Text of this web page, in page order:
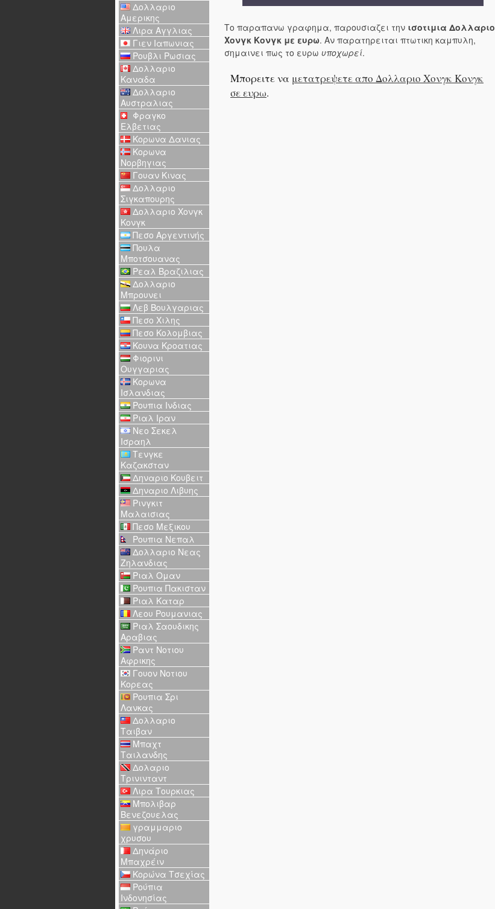
Δολλαριο
Αμερικης
Λιρα Αγγλιας
Γιεν Ιαπωνιας
Ρουβλι Ρωσιας
Δολλαριο
Καναδα
Δολλαριο
Αυστραλιας
Φραγκο
Ελβετιας
Κορωνα Δανιας
Κορωνα
Νορβηγιας
Γουαν Κινας
Δολλαριο
Σιγκαπουρης
Δολλαριο Χονγκ
Κονγκ
Πεσο Αργεντινής
Πουλα
Μποτσουανας
Ρεαλ Βραζιλιας
Δολλαριο
Μπρουνει
Λεβ Βουλγαριας
Πεσο Χιλης
Πεσο Κολομβιας
Κουνα Κροατιας
Φιορινι
Ουγγαριας
Κορωνα
Ισλανδιας
Ρουπια Ινδιας
Ριαλ Ιραν
Νεο Σεκελ
Ισραηλ
Τενγκε
Καζακσταν
Δηναριο Κουβειτ
Δηναριο Λιβυης
Ρινγκιτ
Μαλαισιας
Πεσο Μεξικου
Ρουπια Νεπαλ
Δολλαριο Νεας
Ζηλανδιας
Ριαλ Ομαν
Ρουπια Πακισταν
Ριαλ Καταρ
Λεου Ρουμανιας
Ριαλ Σαουδικης
Αραβιας
Ραντ Νοτιου
Αφρικης
Γουον Νοτιου
Κορεας
Ρουπια Σρι
Λανκας
Δολλαριο
Ταιβαν
Μπαχτ
Ταιλανδης
Δολαριο
Τρινινταντ
Λιρα Τουρκιας
Μπολιβαρ
Βενεζουελας
γραμμαριο
χρυσου
Δηνάριο
Μπαχρέιν
Κορώνα Τσεχίας
Ρούπια
Ινδονησίας
Το παραπανω γραφημα, παρουσιαζει την ισοτιμια Δολλαριο
Χονγκ Κονγκ με ευρω. Αν παρατηρειται πτωτικη καμπυλη,
σημαινει πως το ευρω υποχωρεί.
Μπορειτε να μετατρεψετε απο Δολλαριο Χονγκ Κονγκ
σε ευρω.